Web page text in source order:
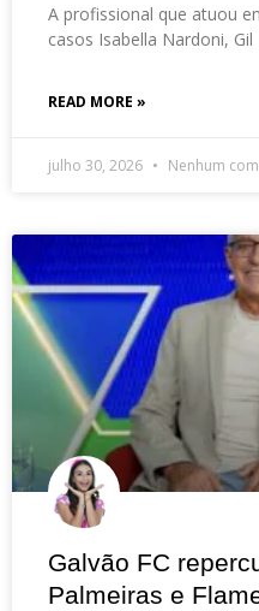
A profissional que atuou
casos Isabella Nardoni, Gil
READ MORE »
julho 30, 2026 Nenhum
Galvão FC
Palmeiras e